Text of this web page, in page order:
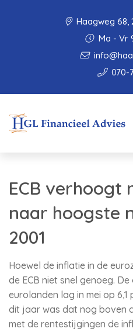
Haagweg 68,
Ma - Vr
070-
ECB verhoogt
naar hoogste
2001
Hoewel de inflatie in de
de ECB niet snel genoeg.
eurolanden lag in mei op
dit jaar was dat nog boven
met de rentestijgingen de